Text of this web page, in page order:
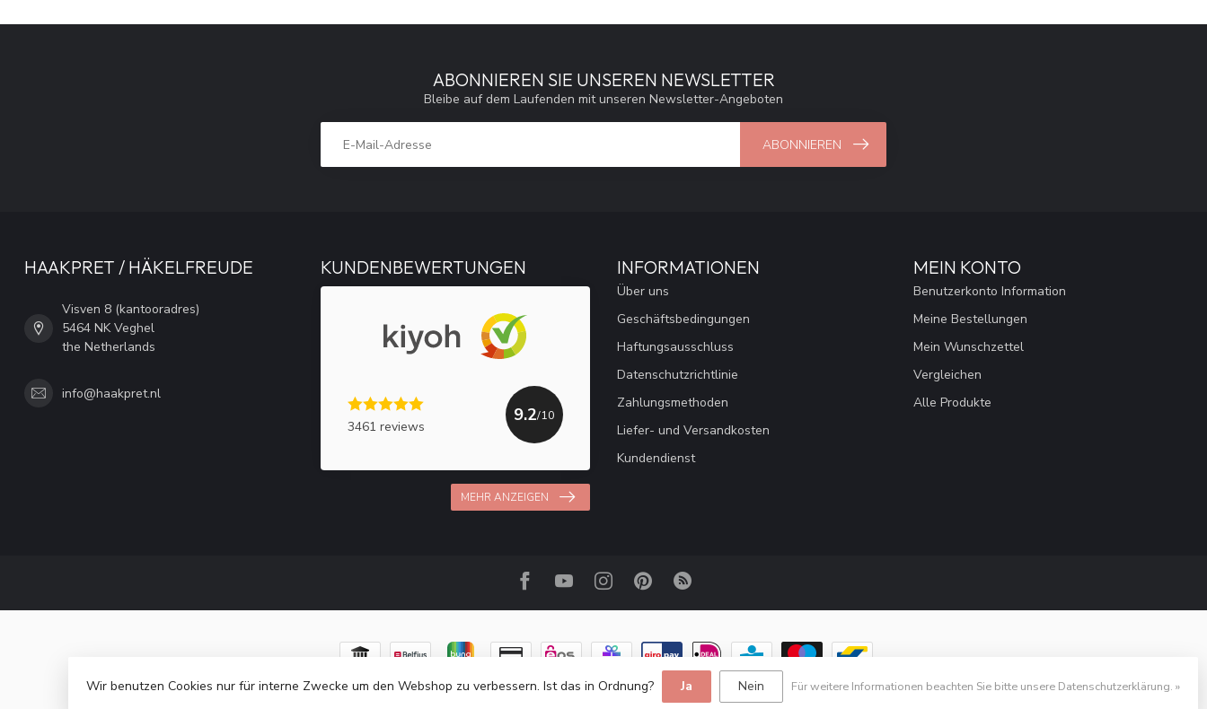
ABONNIEREN SIE UNSEREN NEWSLETTER
Bleibe auf dem Laufenden mit unseren Newsletter-Angeboten
ABONNIEREN
HAAKPRET / HÄKELFREUDE
Visven 8 (kantooradres)
5464 NK Veghel
the Netherlands
info@haakpret.nl
KUNDENBEWERTUNGEN
3461 reviews
9.2/10
MEHR ANZEIGEN
INFORMATIONEN
Über uns
Geschäftsbedingungen
Haftungsausschluss
Datenschutzrichtlinie
Zahlungsmethoden
Liefer- und Versandkosten
Kundendienst
MEIN KONTO
Benutzerkonto Information
Meine Bestellungen
Mein Wunschzettel
Vergleichen
Alle Produkte
© Copyright 2026 Haakpret / Häkelfreude
Wir benutzen Cookies nur für interne Zwecke um den Webshop zu verbessern. Ist das in Ordnung? Ja Nein Für weitere Informationen beachten Sie bitte unsere Datenschutzerklärung. »